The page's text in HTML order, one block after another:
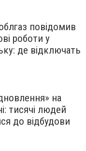
повідомив
роботи у
де відключать
на
тисячі людей
до відбудови